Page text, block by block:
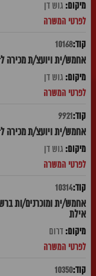
גוש דן
10168
אחמש/ית ויועצ/ת מכירה לFlying Tiger - איילון
גוש דן
9921
אחמש/ית ויועצ/ת מכירה לFlying Tiger - דיזינגוף סנטר
גוש דן
10314
אילת
דרום
10350